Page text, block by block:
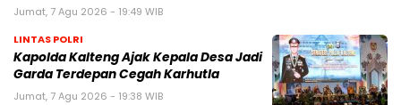
Jumat, 7 Agu 2026 - 19:49 WIB
LINTAS POLRI
Kapolda Kalteng Ajak Kepala Desa Jadi
Garda Terdepan Cegah Karhutla
Jumat, 7 Agu 2026 - 19:38 WIB